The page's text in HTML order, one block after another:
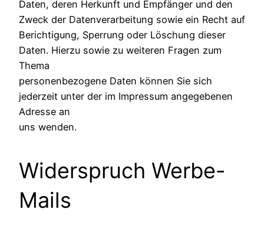
Daten, deren Herkunft und Empfänger und den
Zweck der Datenverarbeitung sowie ein Recht auf
Berichtigung, Sperrung oder Löschung dieser
Daten. Hierzu sowie zu weiteren Fragen zum
Thema
personenbezogene Daten können Sie sich
jederzeit unter der im Impressum angegebenen
Adresse an
uns wenden.
Widerspruch Werbe-
Mails